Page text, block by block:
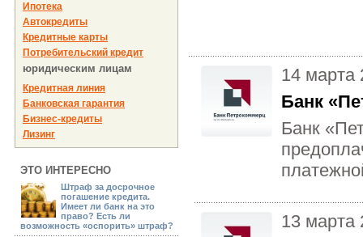
Ипотека
Автокредиты
Кредитные карты
Потребительский кредит
юридическим лицам
Кредитная линия
Банковская гарантия
Бизнес-кредиты
Лизинг
ЭТО ИНТЕРЕСНО
Штраф за досрочное
погашение кредита.
Имеет ли банк на это
право? Есть ли
возможность «оспорить» штраф?
14 марта
Банк
Банк
13 марта